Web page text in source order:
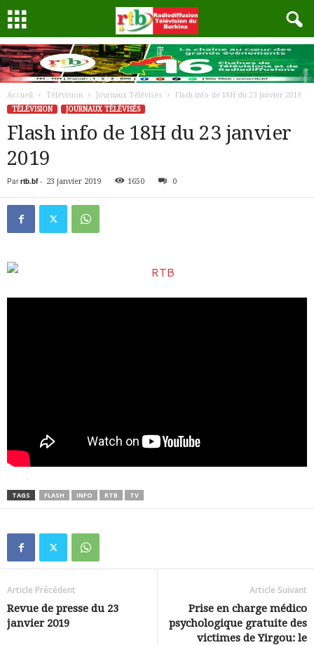
Accueil Télévision Journaux Télévisés
Flash info de 18H du 23 janvier 2019
TÉLÉVISION
JOURNAUX TÉLÉVISÉS
Flash info de 18H du 23 janvier
2019
Par rtb.bf- 23 janvier 2019 1650 0
TAGS FLASH INFO RTB TV
Article Précédent
Revue de presse du 23
janvier 2019
Article Suivant
Prise en charge médico
psychologique gratuite des
victimes de Yirgou: le